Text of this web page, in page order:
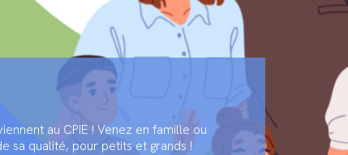
au CPIE ! Venez en famille ou
sa qualité, pour petits et grands !